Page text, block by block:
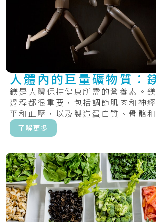
人體內的巨量礦物質：
鎂是人體保持健康所需的營養素。
過程都很重要，包括調節肌肉和神
平和血壓，以及製造蛋白質、骨骼
了解更多